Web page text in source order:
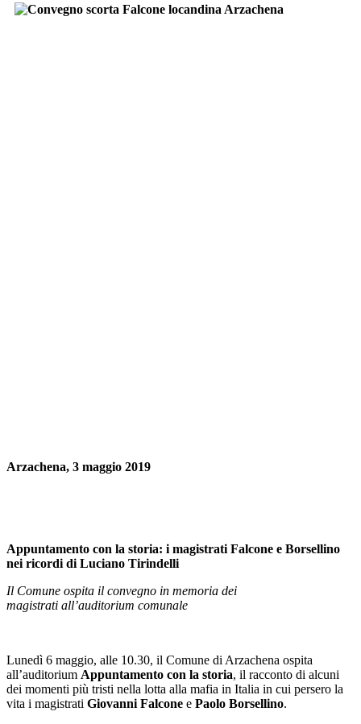
Arzachena, 3 maggio 2019
Appuntamento con la storia: i magistrati Falcone e Borsellino
nei ricordi di Luciano Tirindelli
Il Comune ospita il convegno in memoria dei
magistrati all’auditorium comunale
Lunedì 6 maggio, alle 10.30, il Comune di Arzachena ospita
all’auditorium Appuntamento con la storia, il racconto di alcuni
dei momenti più tristi nella lotta alla mafia in Italia in cui persero la
vita i magistrati Giovanni Falcone e Paolo Borsellino.